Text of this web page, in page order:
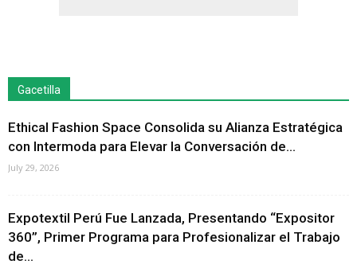
Gacetilla
Ethical Fashion Space Consolida su Alianza Estratégica
con Intermoda para Elevar la Conversación de...
July 29, 2026
Expotextil Perú Fue Lanzada, Presentando “Expositor
360”, Primer Programa para Profesionalizar el Trabajo
de...